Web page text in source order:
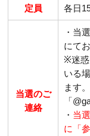
定員 各日
当選のご
連絡
・当
にて
※迷惑
いる
ます。
「
・ 当
に「